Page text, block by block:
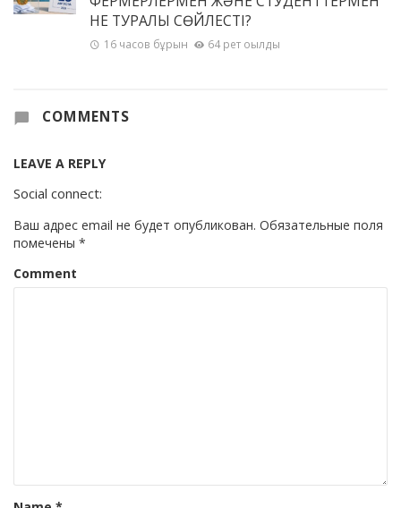
НЕ ТУРАЛЫ СӨЙЛЕСТІ?
16 часов бұрын 64 рет оқылды
COMMENTS
LEAVE A REPLY
Social connect:
Ваш адрес email не будет опубликован. Обязательные поля
помечены *
Comment